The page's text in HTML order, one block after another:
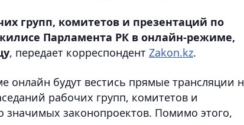
групп, комитетов и презентаций по
Парламента РК в онлайн-режиме,
, передает корреспондент Zakon.kz.
онлайн будут вестись прямые трансляции
рабочих групп, комитетов и
законопроектов. Помимо этого,